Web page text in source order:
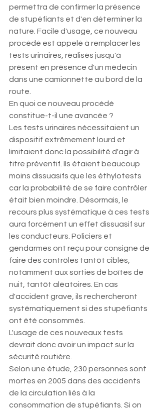
permettra de confirmer la présence
de stupéfiants et d'en déterminer la
nature. Facile d'usage, ce nouveau
procédé est appelé à remplacer les
tests urinaires, réalisés jusqu'à
présent en présence d'un médecin
dans une camionnette au bord de la
route.
En quoi ce nouveau procédé
constitue-t-il une avancée ?
Les tests urinaires nécessitaient un
dispositif extrêmement lourd et
limitaient donc la possibilité d'agir à
titre préventif. Ils étaient beaucoup
moins dissuasifs que les éthylotests
car la probabilité de se faire contrôler
était bien moindre. Désormais, le
recours plus systématique à ces tests
aura forcément un effet dissuasif sur
les conducteurs. Policiers et
gendarmes ont reçu pour consigne de
faire des contrôles tantôt ciblés,
notamment aux sorties de boîtes de
nuit, tantôt aléatoires. En cas
d'accident grave, ils rechercheront
systématiquement si des stupéfiants
ont été consommés.
L'usage de ces nouveaux tests
devrait donc avoir un impact sur la
sécurité routière.
Selon une étude, 230 personnes sont
mortes en 2005 dans des accidents
de la circulation liés à la
consommation de stupéfiants. Si on